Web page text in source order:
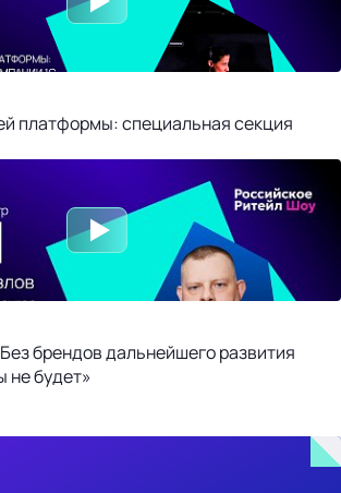
платформы: специальная секция
брендов дальнейшего развития
не будет»